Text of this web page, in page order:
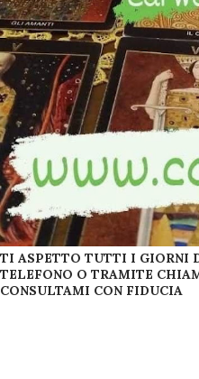
TI ASPETTO TUTTI I GIORNI
TELEFONO O TRAMITE
CONSULTAMI CON FIDUCIA